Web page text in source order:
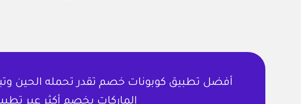
أفضل تطبيق كوبونات خصم تقدر تحمله الحين